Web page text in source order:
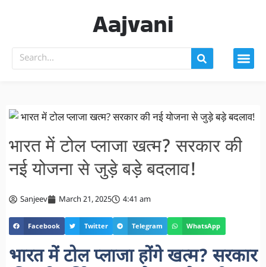
Aajvani
भारत में टोल प्लाजा खत्म? सरकार की
नई योजना से जुड़े बड़े बदलाव!
Sanjeev March 21, 2025 4:41 am
Facebook Twitter Telegram WhatsApp
भारत में टोल प्लाजा होंगे खत्म? सरकार